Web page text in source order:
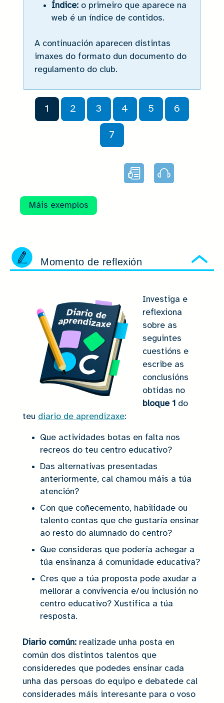
Lectura
facilitada
Audio
Índice: o primeiro que aparece na
web é un índice de contidos.
A continuación aparecen distintas
imaxes do formato dun documento do
regulamento do club.
1 2 3 4 5 6
7
Máis exemplos
Momento de reflexión
Investiga e
reflexiona
sobre as
seguintes
cuestións e
escribe as
conclusións
obtidas no
bloque 1 do
teu diario de aprendizaxe:
Que actividades botas en falta nos
recreos do teu centro educativo?
Das alternativas presentadas
anteriormente, cal chamou máis a túa
atención?
Con que coñecemento, habilidade ou
talento contas que che gustaría ensinar
ao resto do alumnado do centro?
Que consideras que podería achegar a
túa ensinanza á comunidade educativa?
Cres que a túa proposta pode axudar a
mellorar a convivencia e/ou inclusión no
centro educativo? Xustifica a túa
resposta.
Diario común: realizade unha posta en
común dos distintos talentos que
consideredes que podedes ensinar cada
unha das persoas do equipo e debatede cal
considerades máis interesante para o voso